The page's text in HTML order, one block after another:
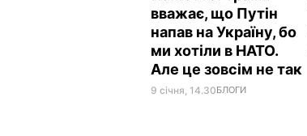
вважає, що Путін
напав на Україну, бо
ми хотіли в НАТО.
Але це зовсім не так
9 січня, 14.30БЛОГИ